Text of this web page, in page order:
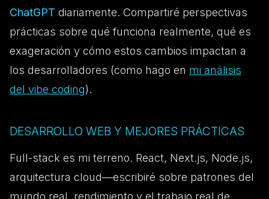
ChatGPT diariamente. Compartiré perspectivas
prácticas sobre qué funciona realmente, qué es
exageración y cómo estos cambios impactan a
los desarrolladores (como hago en mi análisis
del vibe coding).
DESARROLLO WEB Y MEJORES PRÁCTICAS
Full-stack es mi terreno. React, Next.js, Node.js,
arquitectura cloud—escribiré sobre patrones del
mundo real, rendimiento y el trabajo real de